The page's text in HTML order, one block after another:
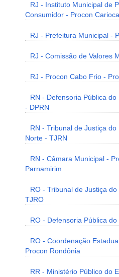
RJ - Instituto Municipal de
Consumidor - Procon Carioca
RJ - Prefeitura Municipal -
RJ - Comissão de Valores
RJ - Procon Cabo Frio -
RN - Defensoria Pública
- DPRN
RN - Tribunal de Justiça
Norte - TJRN
RN - Câmara Municipal -
Parnamirim
RO - Tribunal de Justiça
TJRO
RO - Defensoria Pública
RO - Coordenação
Procon Rondônia
RR - Ministério Público do